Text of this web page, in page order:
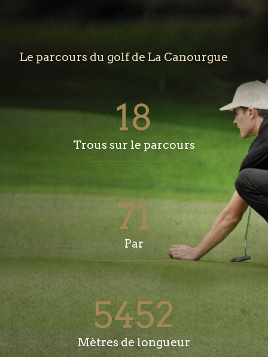
Le parcours du golf de La Canourgue
18
Trous sur le parcours
71
Par
5452
Mètres de longueur